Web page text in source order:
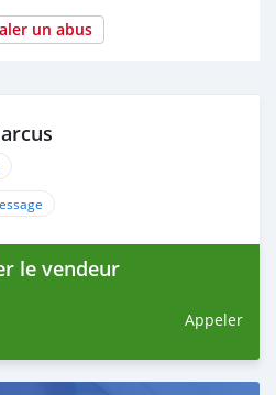
un abus
le vendeur
Appeler